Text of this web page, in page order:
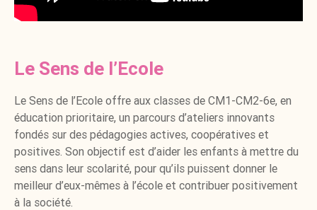
Le Sens de l’Ecole
Le Sens de l’Ecole offre aux classes de CM1-CM2-6e, en
éducation prioritaire, un parcours d’ateliers innovants
fondés sur des pédagogies actives, coopératives et
positives. Son objectif est d’aider les enfants à mettre du
sens dans leur scolarité, pour qu’ils puissent donner le
meilleur d’eux-mêmes à l’école et contribuer positivement
à la société.